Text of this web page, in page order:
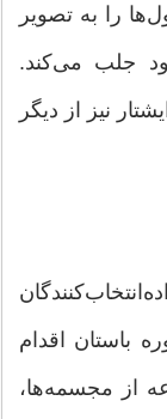
غول‌ها را به تصویر
جلب می‌کند.
نیز از دیگر
باستان اقدام
از مجسمه‌ها،